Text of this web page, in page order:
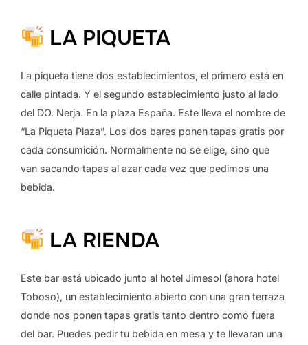
LA PIQUETA
La piqueta tiene dos establecimientos, el primero está en
calle pintada. Y el segundo establecimiento justo al lado
del DO. Nerja. En la plaza España. Este lleva el nombre de
“La Piqueta Plaza”. Los dos bares ponen tapas gratis por
cada consumición. Normalmente no se elige, sino que
van sacando tapas al azar cada vez que pedimos una
bebida.
LA RIENDA
Este bar está ubicado junto al hotel Jimesol (ahora hotel
Toboso), un establecimiento abierto con una gran terraza
donde nos ponen tapas gratis tanto dentro como fuera
del bar. Puedes pedir tu bebida en mesa y te llevaran una